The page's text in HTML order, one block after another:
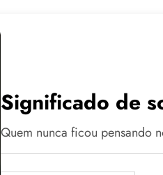
Significado de
Quem nunca ficou pensando